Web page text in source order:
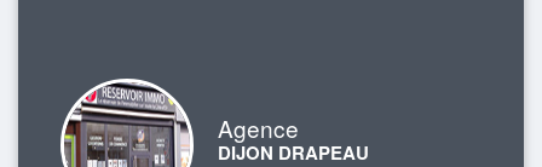
Agence
DIJON DRAPEAU